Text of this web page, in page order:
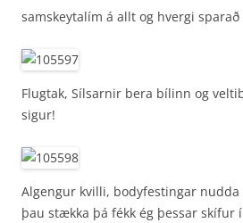
samskeytalím á allt og hvergi sparað
Flugtak, Sílsarnir bera bílinn og
sigur!
Algengur kvilli, bodyfestingar
þau stækka þá fékk ég þessar skífur